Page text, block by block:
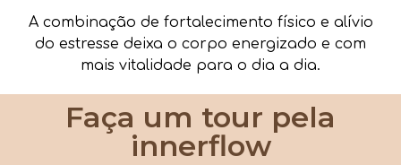
A combinação de fortalecimento físico e alívio
do estresse deixa o corpo energizado e com
mais vitalidade para o dia a dia.
Faça um tour pela
innerflow